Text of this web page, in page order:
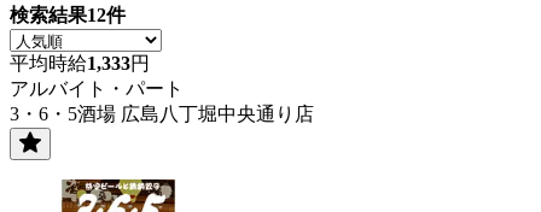
検索結果12件
平均時給1,333円
アルバイト・パート
3・6・5酒場 広島八丁堀中央通り店